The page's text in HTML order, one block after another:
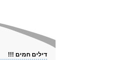
דילים חמים !!!